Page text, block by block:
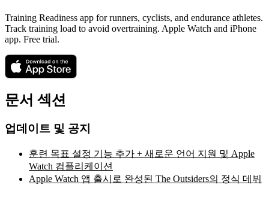
Training Readiness app for runners, cyclists, and endurance athletes.
Track training load to avoid overtraining. Apple Watch and iPhone
app. Free trial.
문서 섹션
업데이트 및 공지
훈련 목표 설정 기능 추가 + 새로운 언어 지원 및 Apple
Watch 컴플리케이션
Apple Watch 앱 출시로 완성된 The Outsiders의 정식 데뷔